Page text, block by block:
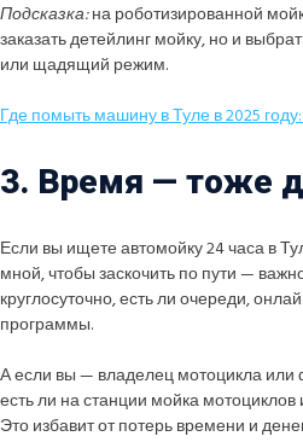
Подсказка:на роботизированной
заказать детейлинг мойку, но и
или щадящий режим.
Где помыть машину в Туле в 2025
3. Время — тоже
Если вы ищете автомойку 24 часа в
мной, чтобы заскочить по пути —
круглосуточно, есть ли очереди,
программы.
А если вы — владелец мотоцикла или
есть ли на станции мойка мотоциклов
Это избавит от потерь времени и